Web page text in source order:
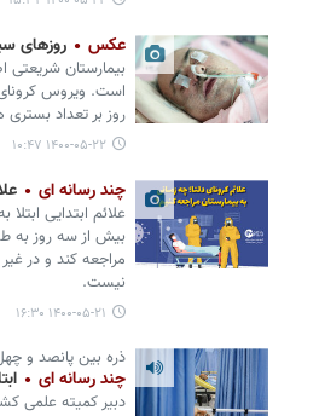
عکس روزهای
بیمارستان شریعتی
است. ویروس کرونای
روز بر تعداد
۱۴۰۰-۰۵-۲۲ ۱۰:۴۷
چند رسانه ای
علائم ابتدایی
بیش از سه روز به
مراجعه کند و در
نیست.
۱۴۰۰-۰۵-۲۱ ۱۶:۳۰
ذره بین پانصد و
چند رسانه ای